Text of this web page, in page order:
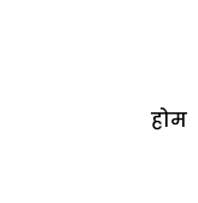
होम